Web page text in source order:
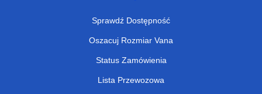
Sprawdź Dostępność
Oszacuj Rozmiar Vana
Status Zamówienia
Lista Przewozowa